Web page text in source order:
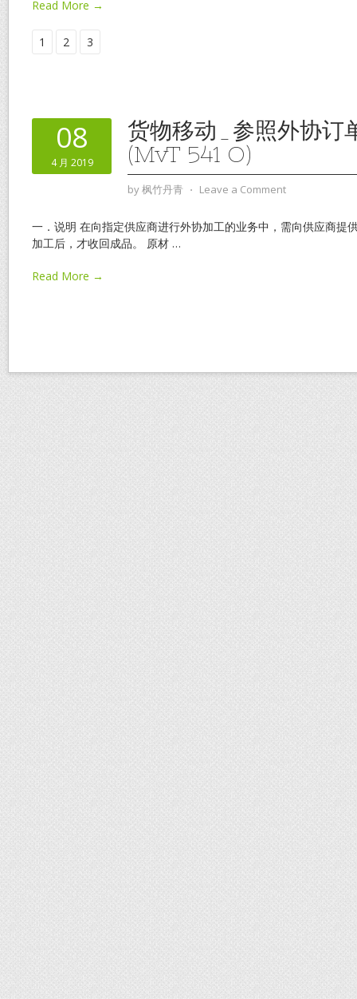
Read More →
1 2 3
08
4 月 2019
货物移动_参照外协订
(MvT 541 O)
by枫竹丹青 ⋅ Leave a Comment
一．说明 在向指定供应商进行外协加工的业务中，需向供应商提
加工后，才收回成品。 原材 …
Read More →